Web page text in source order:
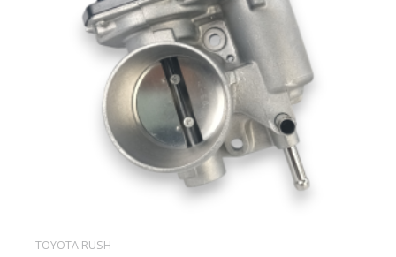
TOYOTA RUSH